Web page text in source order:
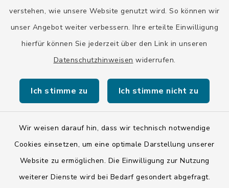
verstehen, wie unsere Website genutzt wird. So können wir
unser Angebot weiter verbessern. Ihre erteilte Einwilligung
hierfür können Sie jederzeit über den Link in unseren
Datenschutzhinweisen widerrufen.
Ich stimme zu Ich stimme nicht zu
Wir weisen darauf hin, dass wir technisch notwendige
Cookies einsetzen, um eine optimale Darstellung unserer
Website zu ermöglichen. Die Einwilligung zur Nutzung
weiterer Dienste wird bei Bedarf gesondert abgefragt.
Quicklinks
Stadtarchiv
Kontakt